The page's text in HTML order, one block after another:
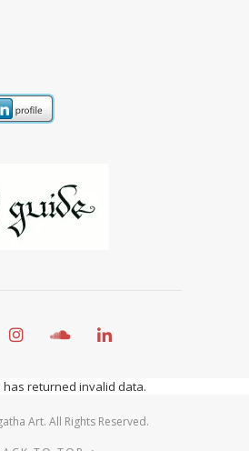
has returned invalid data.
Art. All Rights Reserved.